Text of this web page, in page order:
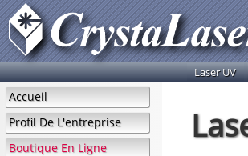
Laser UV
Accueil
Profil De L'entreprise
Boutique En Ligne